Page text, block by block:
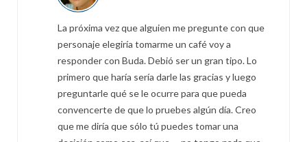
La próxima vez que alguien me pregunte con que
personaje elegiría tomarme un café voy a
responder con Buda. Debió ser un gran tipo. Lo
primero que haría sería darle las gracias y luego
preguntarle qué se le ocurre para que pueda
convencerte de que lo pruebes algún día. Creo
que me diría que sólo tú puedes tomar una